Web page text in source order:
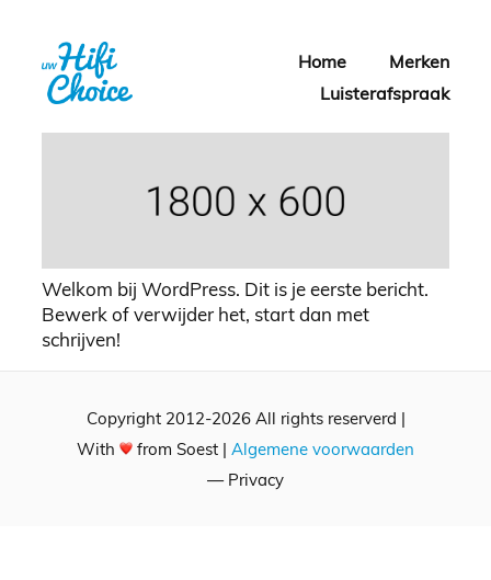
Home
Merken
Luisterafspraak
Welkom bij WordPress. Dit is je eerste bericht.
Bewerk of verwijder het, start dan met
schrijven!
Copyright 2012-2026 All rights reserverd |
With
from Soest | Algemene voorwaarden
— Privacy